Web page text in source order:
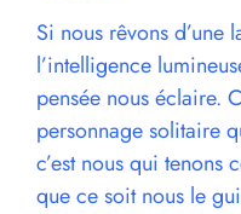
Si nous rêvons d’une
l’intelligence
pensée nous éclaire.
personnage solitaire
c’est nous qui tenons
que ce soit nous le